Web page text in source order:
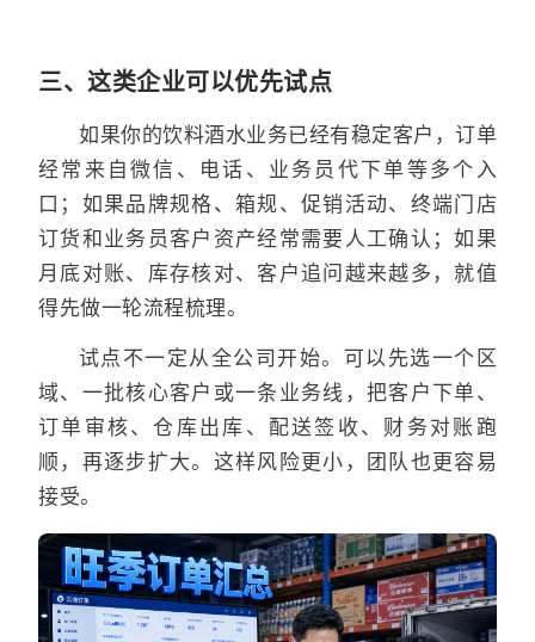
三、这类企业可以优先试点
如果你的饮料酒水业务已经有稳定客户，订单
经常来自微信、电话、业务员代下单等多个入
口；如果品牌规格、箱规、促销活动、终端门店
订货和业务员客户资产经常需要人工确认；如果
月底对账、库存核对、客户追问越来越多，就值
得先做一轮流程梳理。
试点不一定从全公司开始。可以先选一个区
域、一批核心客户或一条业务线，把客户下单、
订单审核、仓库出库、配送签收、财务对账跑
顺，再逐步扩大。这样风险更小，团队也更容易
接受。